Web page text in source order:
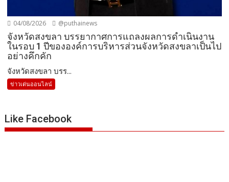
04/08/2026 @puthainews
จังหวัดสงขลา บรรยากาศการแถลงผลการดำเนินงาน
ในรอบ 1 ปีขององค์การบริหารส่วนจังหวัดสงขลาเป็นไป
อย่างคึกคัก
จังหวัดสงขลา บรร...
ข่าวเด่นออนไลน์
Like Facebook